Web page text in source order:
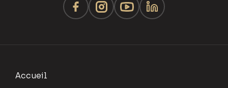
Accueil